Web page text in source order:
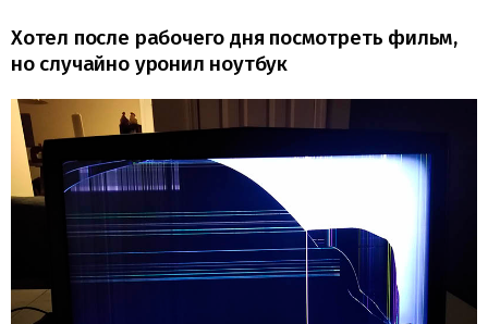
Хотел после рабочего дня посмотреть фильм,
но случайно уронил ноутбук